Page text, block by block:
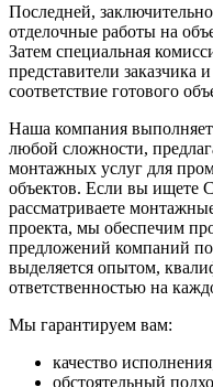
Последней,
отделочные работы на
Затем специальная
представители заказчика
соответствие готового
Наша компания
любой сложности,
монтажных услуг для
объектов. Если вы ищете
рассматриваете
проекта, мы обеспечим
предложений компаний
выделяется опытом,
ответственностью на
Мы гарантируем вам:
качество
обстоятельный